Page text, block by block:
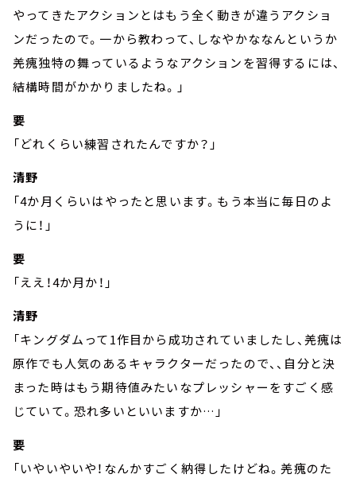
やってきたアクションとはもう全く動きが違うアクショ
ンだったので。一から教わって、しなやかななんというか
羌瘣独特の舞っているようなアクションを習得するには、
結構時間がかかりましたね。」
要
「どれくらい練習されたんですか？」
清野
「4か月くらいはやったと思います。もう本当に毎日のよ
うに！」
要
「ええ！4か月か！」
清野
「キングダムって1作目から成功されていましたし、羌瘣は
原作でも人気のあるキャラクターだったので、、自分と決
まった時はもう期待値みたいなプレッシャーをすごく感
じていて。恐れ多いといいますか…」
要
「いやいやいや！なんかすごく納得したけどね。羌瘣のた